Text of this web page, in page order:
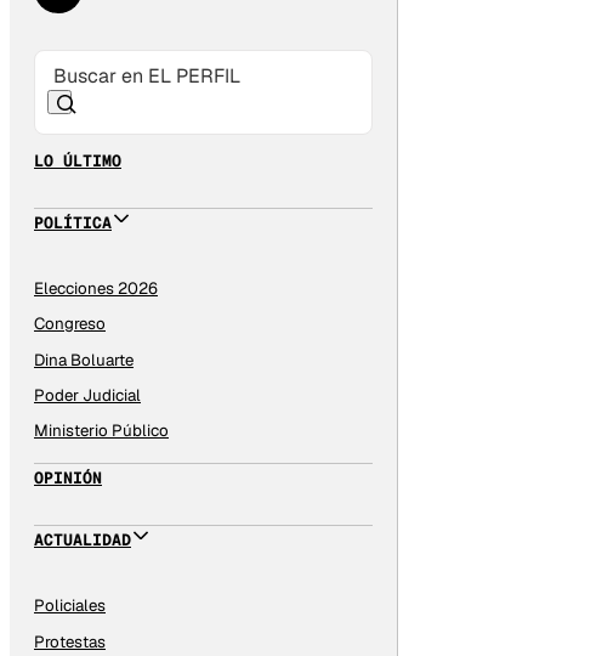
LO ÚLTIMO
POLÍTICA
Elecciones 2026
Congreso
Dina Boluarte
Poder Judicial
Ministerio Público
OPINIÓN
ACTUALIDAD
Policiales
Protestas